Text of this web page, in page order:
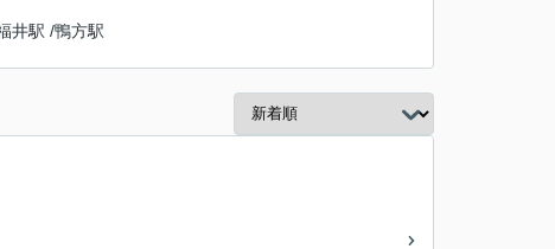
井駅 /鴨方駅